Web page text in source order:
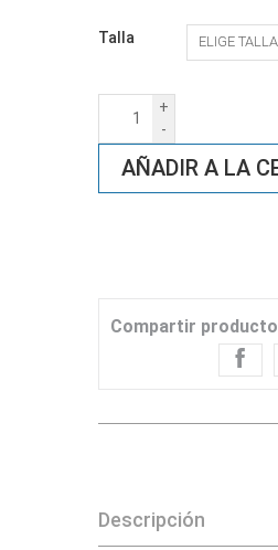
Talla
+
-
AÑADIR A LA
Compartir producto
Descripción